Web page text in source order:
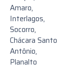
Amaro,
Interlagos,
Socorro,
Chácara Santo
Antônio,
Planalto